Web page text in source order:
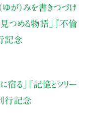
ゆが）みを書きつづけ
つめる物語」
『不倫
記念
宿る」
『記憶とツリー
行記念